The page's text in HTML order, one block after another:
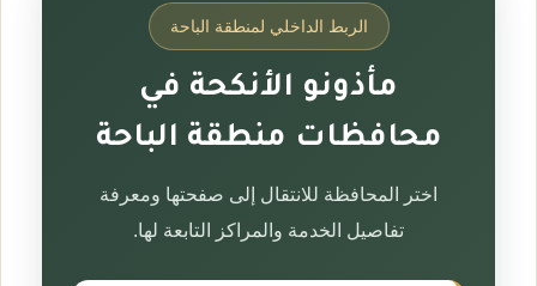
الربط الداخلي لمنطقة الباحة
مأذونو الأنكحة في
محافظات منطقة الباحة
اختر المحافظة للانتقال إلى صفحتها ومعرفة
تفاصيل الخدمة والمراكز التابعة لها.